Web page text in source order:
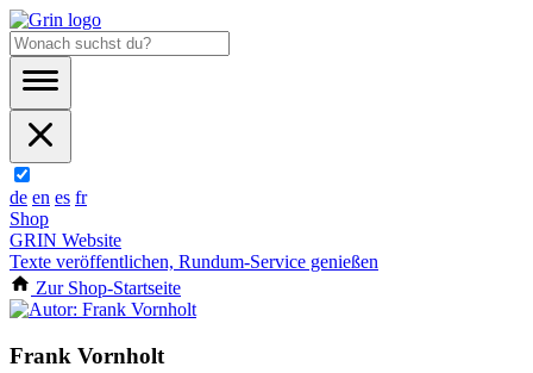
de en es fr
Shop
GRIN Website
Texte veröffentlichen, Rundum-Service genießen
Zur Shop-Startseite
Frank Vornholt